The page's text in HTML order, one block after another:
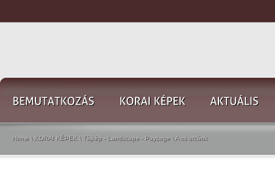
Home \ KORAI KÉPEK \ Tájkép - Landscape - Paysage \ A mi utcánk